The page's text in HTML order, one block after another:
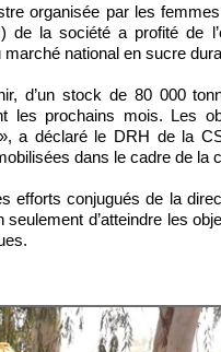
organisée par les
de la société a profité de
national en sucre
d’un stock de 80 000
les prochains mois. Les
a déclaré le DRH de la
dans le cadre de la
efforts conjugués de la
d’atteindre les